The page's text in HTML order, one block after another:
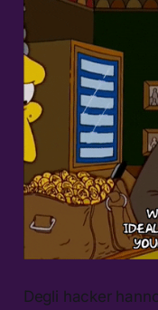
Degli hacker